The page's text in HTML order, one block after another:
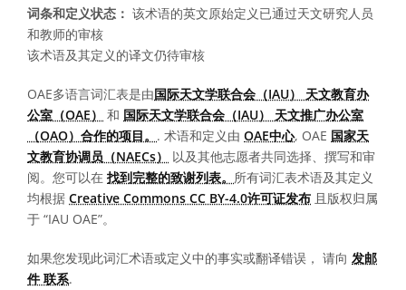
词条和定义状态： 该术语的英文原始定义已通过天文研究人员
和教师的审核
该术语及其定义的译文仍待审核
OAE多语言词汇表是由国际天文学联合会（IAU） 天文教育办
公室（OAE）
和 国际天文学联合会（IAU） 天文推广办公室
（OAO）合作的项目。 . 术语和定义由 OAE中心, OAE 国家天
文教育协调员（NAECs）
以及其他志愿者共同选择、撰写和审
阅。您可以在 找到完整的致谢列表。 所有词汇表术语及其定义
均根据 Creative Commons CC BY-4.0许可证发布 且版权归属
于 “IAU OAE”。
如果您发现此词汇术语或定义中的事实或翻译错误， 请向 发邮
件 联系.